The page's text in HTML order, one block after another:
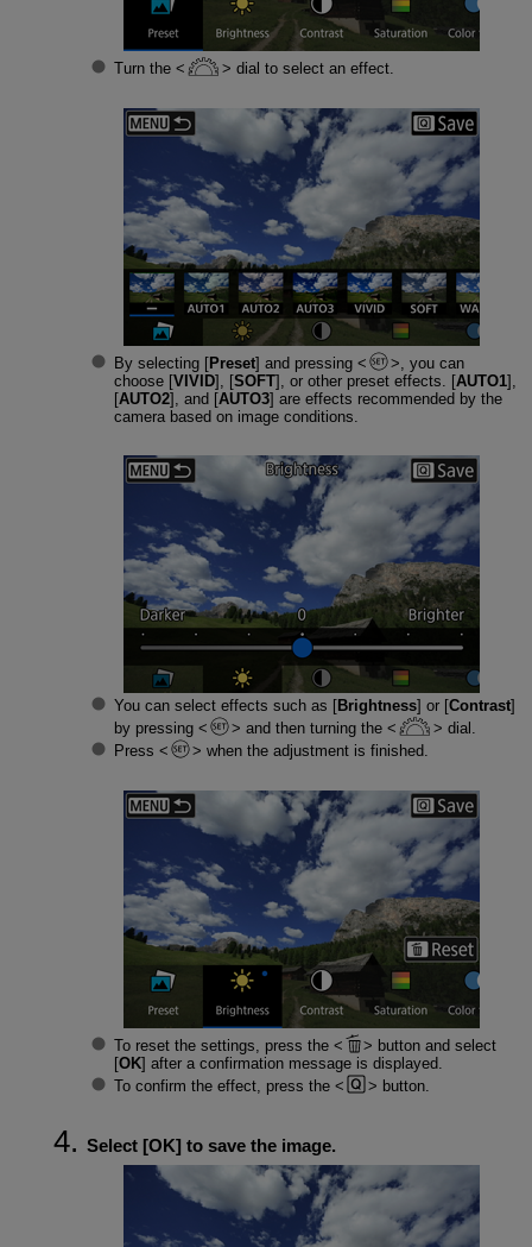
Turn the dial to select an effect.
By selecting [Preset] and pressing
, you can
choose [VIVID], [SOFT], or other preset effects. [AUTO1],
[AUTO2], and [AUTO3] are effects recommended by the
camera based on image conditions.
You can select effects such as [Brightness] or [Contrast]
by pressing
and then turning the
dial.
Press
when the adjustment is finished.
To reset the settings, press the
button and select
[OK] after a confirmation message is displayed.
To confirm the effect, press the
button.
Select [OK] to save the image.